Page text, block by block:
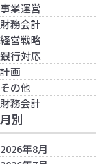
事業運営
財務会計
経営戦略
銀行対応
計画
その他
財務会計
月別
2026年8月